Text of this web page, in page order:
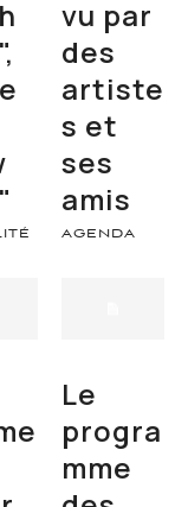
vu par
des
artiste
s et
ses
amis
AGENDA
Le
progra
mme